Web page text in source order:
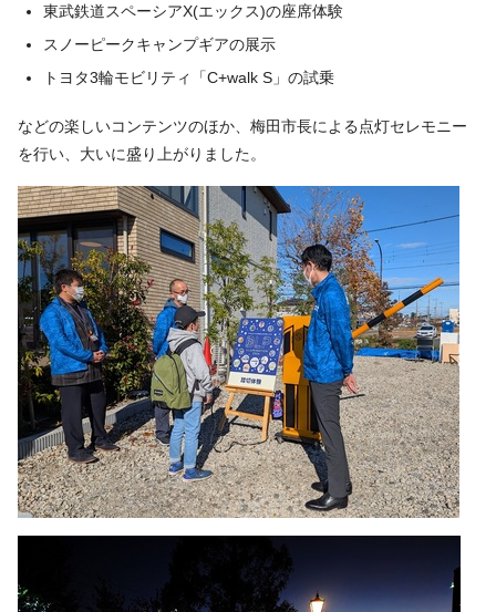
東武鉄道スペーシアX(エックス)の座席体験
スノーピークキャンプギアの展示
トヨタ3輪モビリティ「C+walk S」の試乗
などの楽しいコンテンツのほか、梅田市長による点灯セレモニー
を行い、大いに盛り上がりました。